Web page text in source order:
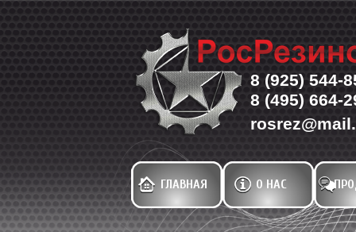
8 (925) 544-
8 (495) 664-
ГЛАВНАЯ О НАС